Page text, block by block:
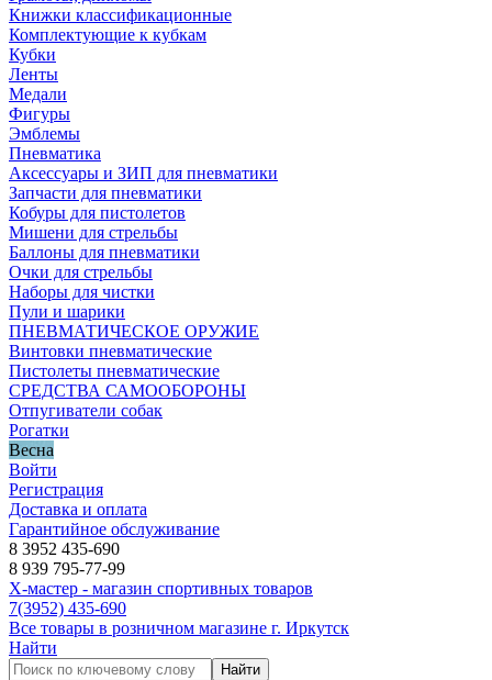
Книжки классификационные
Комплектующие к кубкам
Кубки
Ленты
Медали
Фигуры
Эмблемы
Пневматика
Аксессуары и ЗИП для пневматики
Запчасти для пневматики
Кобуры для пистолетов
Мишени для стрельбы
Баллоны для пневматики
Очки для стрельбы
Наборы для чистки
Пули и шарики
ПНЕВМАТИЧЕСКОЕ ОРУЖИЕ
Винтовки пневматические
Пистолеты пневматические
СРЕДСТВА САМООБОРОНЫ
Отпугиватели собак
Рогатки
Весна
Войти
Регистрация
Доставка и оплата
Гарантийное обслуживание
8 3952 435-690
8 939 795-77-99
Х-мастер - магазин спортивных товаров
7(3952) 435-690
Все товары в розничном магазине г. Иркутск
Найти
Найти